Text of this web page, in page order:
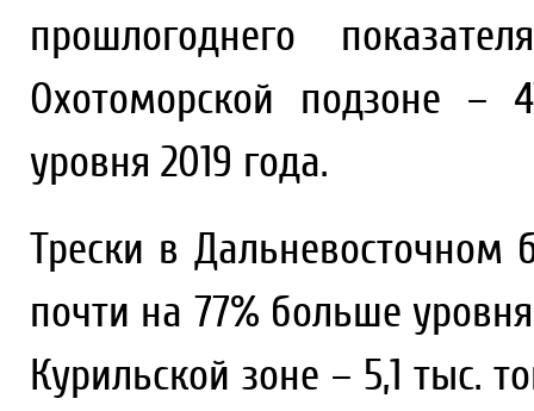
прошлогоднего
Охотоморской подзоне –
уровня 2019 года.
Трески в Дальневосточном
почти на 77% больше
Курильской зоне – 5,1 тыс.